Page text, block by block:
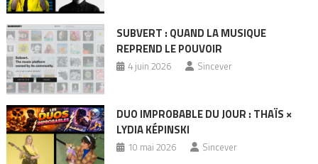
SUBVERT : QUAND LA MUSIQUE
REPREND LE POUVOIR
4 juin 2026 Sincever
DUO IMPROBABLE DU JOUR : THAÏS ×
LYDIA KÉPINSKI
10 mai 2026 Sincever